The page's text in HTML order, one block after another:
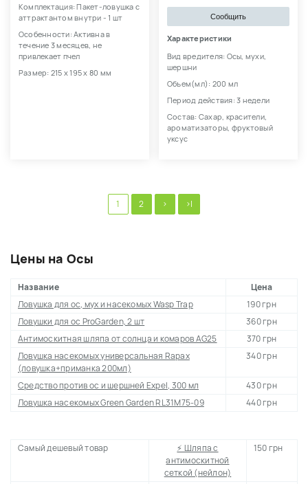
Комплектация: Пакет-ловушка с
аттрактантом внутри - 1 шт
Особенности: Активна в
течение 3 месяцев, не
привлекает пчел
Размер: 215 х 195 х 80 мм
Сообщить
Характеристики
Вид вредителя: Осы, мухи,
шершни
Объем(мл): 200 мл
Период действия: 3 недели
Состав: Сахар, красители,
ароматизаторы, фруктовый
уксус
1 2 > >|
Цены на Осы
Название
Цена
Ловушка для ос, мух и насекомых Wasp Trap
190 грн
Ловушки для ос ProGarden, 2 шт
360 грн
Антимоскитная шляпа от солнца и комаров AG25
370 грн
Ловушка насекомых универсальная Rapax
(ловушка+приманка 200мл)
340 грн
Средство против ос и шершней Expel, 300 мл
430 грн
Ловушка насекомых Green Garden RL31M75-09
440 грн
Самый дешевый товар
⚡ Шляпа с
антимоскитной
сеткой (нейлон)
150 грн